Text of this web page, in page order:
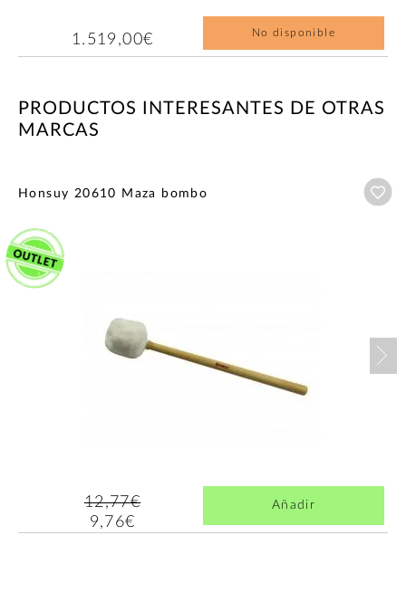
1.519,00€ No disponible
PRODUCTOS INTERESANTES DE OTRAS
MARCAS
Honsuy 20610 Maza bombo
12,77€
9,76€
Añadir